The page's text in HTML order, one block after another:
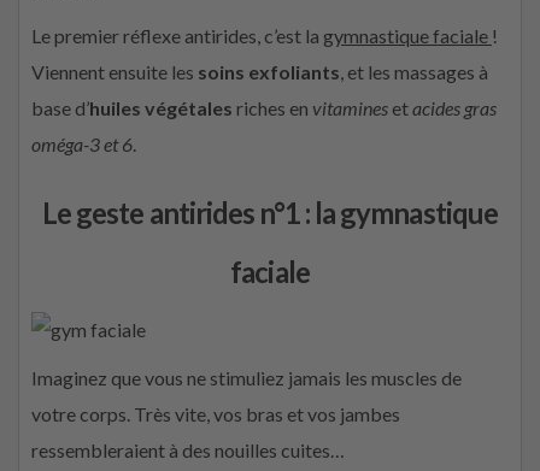
Le premier réflexe antirides, c’est la gymnastique faciale !
Viennent ensuite les soins exfoliants, et les massages à
base d’huiles végétales riches en vitamines etacides gras
oméga-3 et 6.
Le geste antirides n°1 : la gymnastique
faciale
Imaginez que vous ne stimuliez jamais les muscles de
votre corps. Très vite, vos bras et vos jambes
ressembleraient à des nouilles cuites…